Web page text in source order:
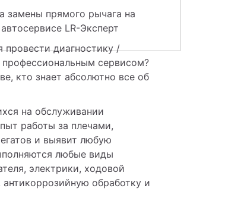
замены прямого рычага на
LR-Эксперт
диагностику /
профессиональным сервисом?
кто знает абсолютно все об
на обслуживании
работы за плечами,
и выявит любую
любые виды
электрики, ходовой
обработку и